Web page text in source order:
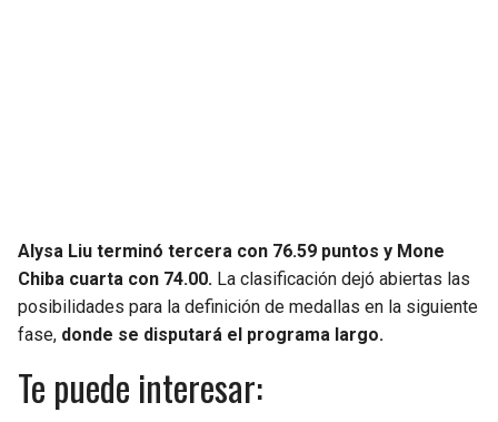
Alysa Liu terminó tercera con 76.59 puntos y Mone
Chiba cuarta con 74.00. La clasificación dejó abiertas las
posibilidades para la definición de medallas en la siguiente
fase, donde se disputará el programa largo.
Te puede interesar: